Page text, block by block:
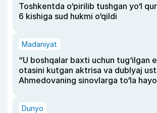
Toshkentda o‘pirilib tushgan yo‘l
6 kishiga sud hukmi o‘qildi
Madaniyat
“U boshqalar baxti uchun tug‘ilgan
otasini kutgan aktrisa va dublyaj
Ahmedovaning sinovlarga to‘la
Dunyo